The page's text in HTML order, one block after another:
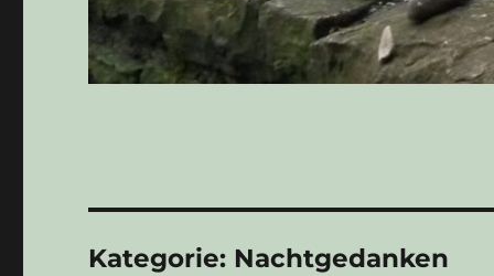
Kategorie: Nachtgedanken